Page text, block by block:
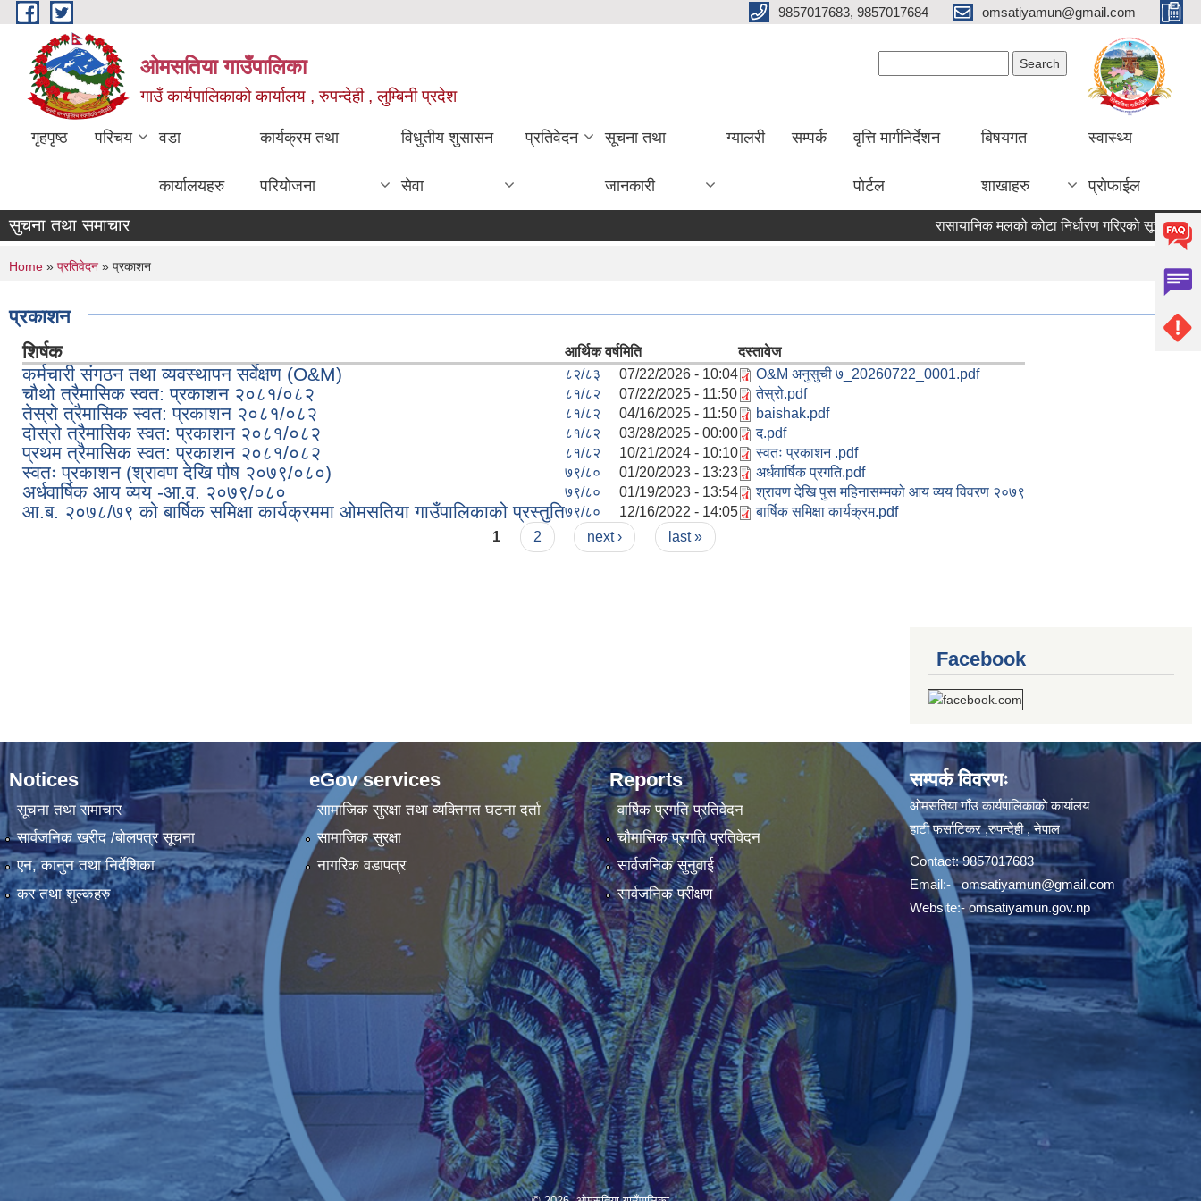
Skip to main content 9857017683, 9857017684 omsatiyamun@gmail.com
ओमसतिया गाउँपालिका
गाउँ कार्यपालिकाको कार्यालय , रुपन्देही , लुम्बिनी प्रदेश
गृहपृष्ठ परिचय वडा
कार्यालयहरु
कार्यक्रम तथा
परियोजना
विधुतीय शुसासन
सेवा
प्रतिवेदन सूचना तथा
जानकारी
ग्यालरी सम्पर्क वृत्ति मार्गनिर्देशन
पोर्टल
बिषयगत
शाखाहरु
स्वास्थ्य
प्रोफाईल
सुचना तथा समाचार रासायानिक मलको कोटा निर्धारण गरिएको सूचना १९
You are here
Home » प्रतिवेदन » प्रकाशन
प्रकाशन
शिर्षक आर्थिक वर्षमिति दस्तावेज
कर्मचारी संगठन तथा व्यवस्थापन सर्वेक्षण (O&M) ८२/८३ 07/22/2026 - 10:04 O&M अनुसुची ७_20260722_0001.pdf
चौथो त्रैमासिक स्वत: प्रकाशन २०८१/०८२ ८१/८२ 07/22/2025 - 11:50 तेस्रो.pdf
तेस्रो त्रैमासिक स्वत: प्रकाशन २०८१/०८२ ८१/८२ 04/16/2025 - 11:50 baishak.pdf
दोस्रो त्रैमासिक स्वत: प्रकाशन २०८१/०८२ ८१/८२ 03/28/2025 - 00:00 द.pdf
प्रथम त्रैमासिक स्वत: प्रकाशन २०८१/०८२ ८१/८२ 10/21/2024 - 10:10 स्वतः प्रकाशन .pdf
स्वतः प्रकाशन (श्रावण देखि पौष २०७९/०८०) ७९/८० 01/20/2023 - 13:23 अर्धवार्षिक प्रगति.pdf
अर्धवार्षिक आय व्यय -आ.व. २०७९/०८० ७९/८० 01/19/2023 - 13:54 श्रावण देखि पुस महिनासम्मको आय व्यय विवरण २०७९
आ.ब. २०७८/७९ को बार्षिक समिक्षा कार्यक्रममा ओमसतिया गाउँपालिकाको प्रस्तुति७९/८० 12/16/2022 - 14:05 बार्षिक समिक्षा कार्यक्रम.pdf
1 2 next › last »
Facebook
Notices
सूचना तथा समाचार
सार्वजनिक खरीद /बोलपत्र सूचना
एन, कानुन तथा निर्देशिका
कर तथा शुल्कहरु
eGov services
सामाजिक सुरक्षा तथा व्यक्तिगत घटना दर्ता
सामाजिक सुरक्षा
नागरिक वडापत्र
Reports
वार्षिक प्रगति प्रतिवेदन
चौमासिक प्रगति प्रतिवेदन
सार्वजनिक सुनुवाई
सार्वजनिक परीक्षण
सम्पर्क विवरणः
ओमसतिया गाँउ कार्यपालिकाको कार्यालय
हाटी फर्साटिकर ,रुपन्देही , नेपाल
Contact: 9857017683
Email:-omsatiyamun@gmail.com
Website:- omsatiyamun.gov.np